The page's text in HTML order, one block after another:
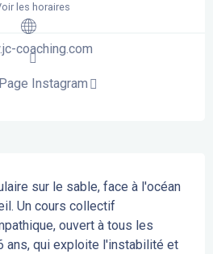
les horaires
coaching.com
Page Instagram
sur le sable, face à l'océan
Un cours collectif
ouvert à tous les
ans, qui exploite l'instabilité et